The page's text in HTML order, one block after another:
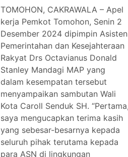
TOMOHON, CAKRAWALA – Apel
kerja Pemkot Tomohon, Senin 2
Desember 2024 dipimpin Asisten
Pemerintahan dan Kesejahteraan
Rakyat Drs Octavianus Donald
Stanley Mandagi MAP yang
dalam kesempatan tersebut
menyampaikan sambutan Wali
Kota Caroll Senduk SH.
saya mengucapkan terima kasih
yang sebesar-besarnya kepada
seluruh pihak terutama kepada
para ASN di lingkungan